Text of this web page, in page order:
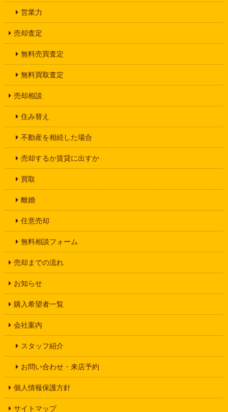
営業力
売却査定
無料売買査定
無料買取査定
売却相談
住み替え
不動産を相続した場合
売却するか賃貸に出すか
買取
離婚
任意売却
無料相談フォーム
売却までの流れ
お知らせ
購入希望者一覧
会社案内
スタッフ紹介
お問い合わせ・来店予約
個人情報保護方針
サイトマップ